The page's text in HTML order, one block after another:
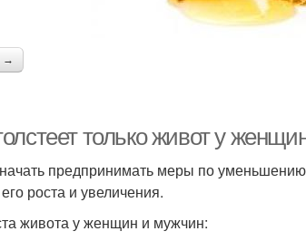
→
только живот у
предпринимать меры по
роста и увеличения.
живота у женщин и мужчин: